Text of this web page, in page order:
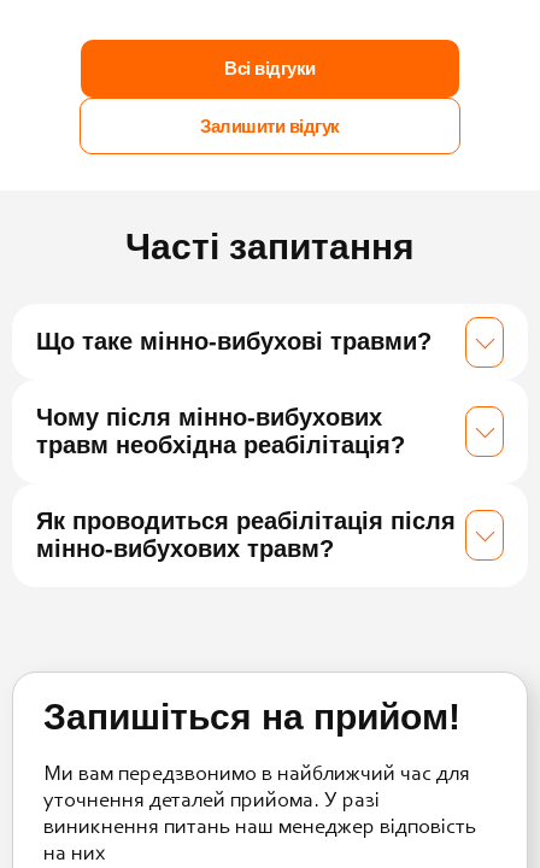
Всі відгуки
Залишити відгук
Часті запитання
Що таке мінно-вибухові травми?
Чому після мінно-вибухових
травм необхідна реабілітація?
Як проводиться реабілітація після
мінно-вибухових травм?
Запишіться на прийом!
Ми вам передзвонимо в найближчий час для
уточнення деталей прийома. У разі
виникнення питань наш менеджер відповість
на них